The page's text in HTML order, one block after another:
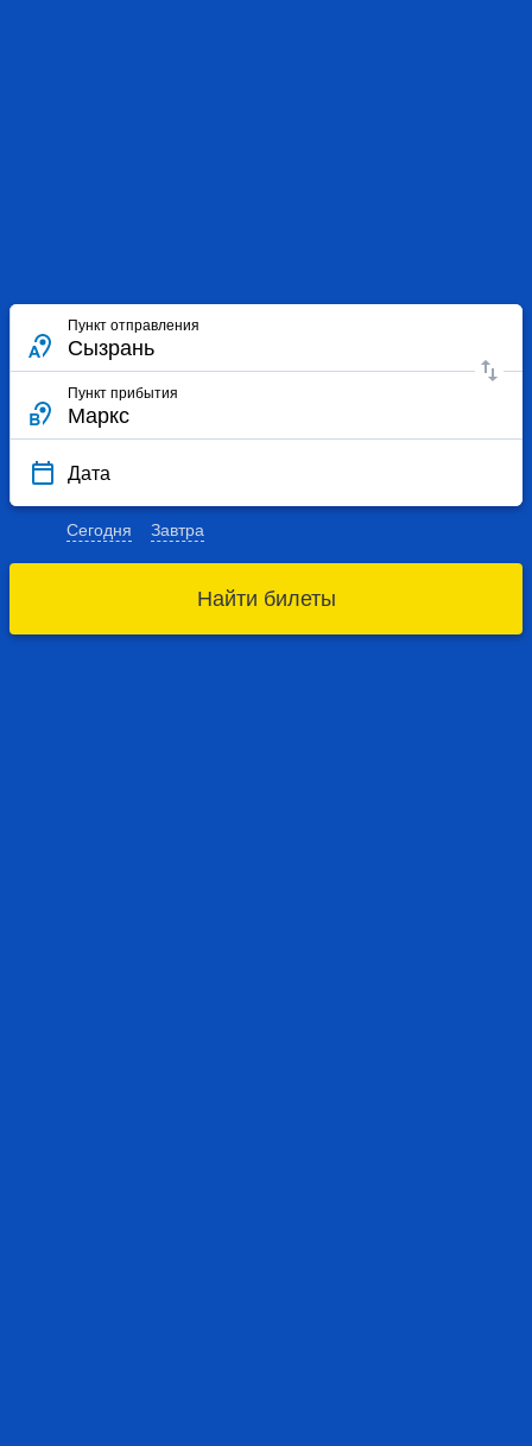
Пункт отправления
Пункт прибытия
Дата
Сегодня Завтра
Найти билеты